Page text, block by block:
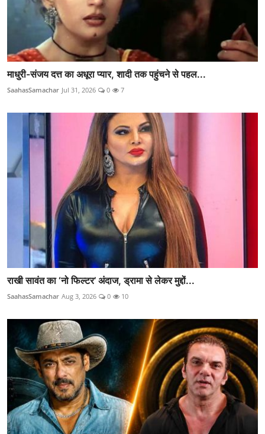
माधुरी-संजय दत्त का अधूरा प्यार, शादी तक पहुंचने से पहल...
SaahasSamachar Jul 31, 2026 0 7
राखी सावंत का ‘नो फिल्टर’ अंदाज, ड्रामा से लेकर मुद्दों...
SaahasSamachar Aug 3, 2026 0 10